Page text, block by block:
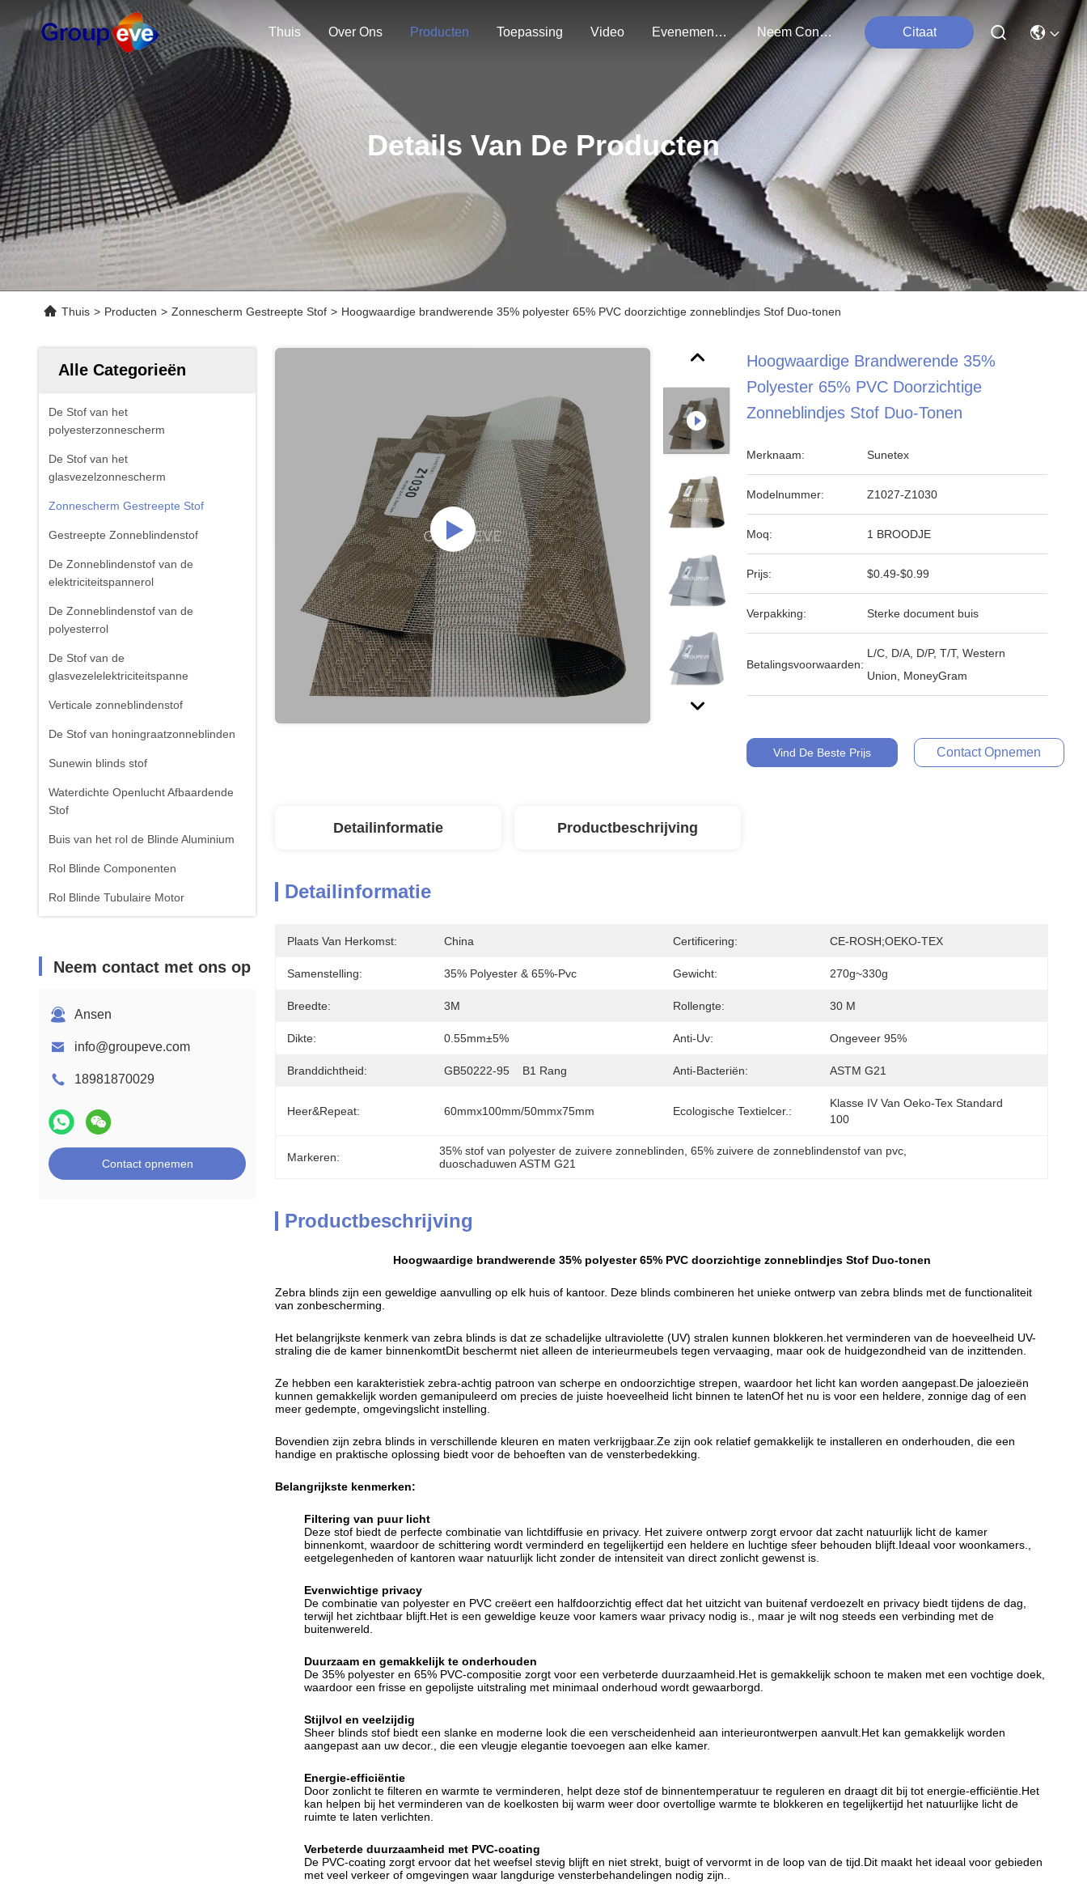
Thuis Over Ons Producten Toepassing Video Evenementen Neem Contact Met Ons Op Citaat
Details Van De Producten
Thuis > Producten > Zonnescherm Gestreepte Stof > Hoogwaardige brandwerende 35% polyester 65% PVC doorzichtige zonneblindjes Stof Duo-tonen
Alle Categorieën
De Stof van het
polyesterzonnescherm
De Stof van het
glasvezelzonnescherm
Zonnescherm Gestreepte Stof
Gestreepte Zonneblindenstof
De Zonneblindenstof van de
elektriciteitspannerol
De Zonneblindenstof van de
polyesterrol
De Stof van de
glasvezelelektriciteitspanne
Verticale zonneblindenstof
De Stof van honingraatzonneblinden
Sunewin blinds stof
Waterdichte Openlucht Afbaardende
Stof
Buis van het rol de Blinde Aluminium
Rol Blinde Componenten
Rol Blinde Tubulaire Motor
Neem contact met ons op
Ansen
info@groupeve.com
18981870029
Contact opnemen
Hoogwaardige Brandwerende 35%
Polyester 65% PVC Doorzichtige
Zonneblindjes Stof Duo-Tonen
Merknaam: Sunetex
Modelnummer: Z1027-Z1030
Moq: 1 BROODJE
Prijs: $0.49-$0.99
Verpakking: Sterke document buis
Betalingsvoorwaarden:
L/C, D/A, D/P, T/T, Western
Union, MoneyGram
Vind De Beste Prijs Contact Opnemen
Detailinformatie Productbeschrijving
Detailinformatie
Plaats Van Herkomst: China Certificering: CE-ROSH;OEKO-TEX
Samenstelling: 35% Polyester & 65%-Pvc Gewicht: 270g~330g
Breedte: 3M Rollengte: 30 M
Dikte: 0.55mm±5% Anti-Uv: Ongeveer 95%
Branddichtheid: GB50222-95    B1 Rang Anti-Bacteriën: ASTM G21
Heer&Repeat: 60mmx100mm/50mmx75mm Ecologische Textielcer.:
Klasse IV Van Oeko-Tex Standard
100
Markeren: 35% stof van polyester de zuivere zonneblinden , 65% zuivere de zonneblindenstof van pvc
duoschaduwen ASTM G21
Productbeschrijving
Hoogwaardige brandwerende 35% polyester 65% PVC doorzichtige zonneblindjes Stof Duo-tonen
Zebra blinds zijn een geweldige aanvulling op elk huis of kantoor. Deze blinds combineren het unieke ontwerp van zebra blinds met de functionaliteit
van zonbescherming.
Het belangrijkste kenmerk van zebra blinds is dat ze schadelijke ultraviolette (UV) stralen kunnen blokkeren.het verminderen van de hoeveelheid UV-
straling die de kamer binnenkomtDit beschermt niet alleen de interieurmeubels tegen vervaaging, maar ook de huidgezondheid van de inzittenden.
Ze hebben een karakteristiek zebra-achtig patroon van scherpe en ondoorzichtige strepen, waardoor het licht kan worden aangepast.De jaloezieën
kunnen gemakkelijk worden gemanipuleerd om precies de juiste hoeveelheid licht binnen te latenOf het nu is voor een heldere, zonnige dag of een
meer gedempte, omgevingslicht instelling.
Bovendien zijn zebra blinds in verschillende kleuren en maten verkrijgbaar.Ze zijn ook relatief gemakkelijk te installeren en onderhouden, die een
handige en praktische oplossing biedt voor de behoeften van de vensterbedekking.
Belangrijkste kenmerken:
Filtering van puur licht
Deze stof biedt de perfecte combinatie van lichtdiffusie en privacy. Het zuivere ontwerp zorgt ervoor dat zacht natuurlijk licht de kamer
binnenkomt, waardoor de schittering wordt verminderd en tegelijkertijd een heldere en luchtige sfeer behouden blijft.Ideaal voor woonkamers.,
eetgelegenheden of kantoren waar natuurlijk licht zonder de intensiteit van direct zonlicht gewenst is.
Evenwichtige privacy
De combinatie van polyester en PVC creëert een halfdoorzichtig effect dat het uitzicht van buitenaf verdoezelt en privacy biedt tijdens de dag,
terwijl het zichtbaar blijft.Het is een geweldige keuze voor kamers waar privacy nodig is., maar je wilt nog steeds een verbinding met de
buitenwereld.
Duurzaam en gemakkelijk te onderhouden
De 35% polyester en 65% PVC-compositie zorgt voor een verbeterde duurzaamheid.Het is gemakkelijk schoon te maken met een vochtige doek,
waardoor een frisse en gepolijste uitstraling met minimaal onderhoud wordt gewaarborgd.
Stijlvol en veelzijdig
Sheer blinds stof biedt een slanke en moderne look die een verscheidenheid aan interieurontwerpen aanvult.Het kan gemakkelijk worden
aangepast aan uw decor., die een vleugje elegantie toevoegen aan elke kamer.
Energie-efficiëntie
Door zonlicht te filteren en warmte te verminderen, helpt deze stof de binnentemperatuur te reguleren en draagt dit bij tot energie-efficiëntie.Het
kan helpen bij het verminderen van de koelkosten bij warm weer door overtollige warmte te blokkeren en tegelijkertijd het natuurlijke licht de
ruimte te laten verlichten.
Verbeterde duurzaamheid met PVC-coating
De PVC-coating zorgt ervoor dat het weefsel stevig blijft en niet strekt, buigt of vervormt in de loop van de tijd.Dit maakt het ideaal voor gebieden
met veel verkeer of omgevingen waar langdurige vensterbehandelingen nodig zijn..